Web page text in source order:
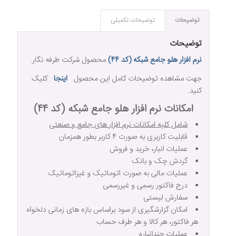
توضیحات توضیحات تکمیلی
توضیحات
نرم افزار هلو جامع شبکه (کد ۴۴)
محصول شرکت طرفه نگار.
جهت مشاهده توضیحات کامل این محصول اینجا کلیک
کنید.
امکانات نرم افزار هلو جامع شبکه (کد ۴۴)
شامل کلیه امکانات نرم افزار های جامع و صنعتی
قابلیت کاربری به صورت ۴ کاربر بطور همزمان
عملیات انبار، خرید و فروش
گردش چک و بانک
عملیات مالی به صورت اتوماتیک و غیزاتوماتیک
درج فاکتور رسمی و غیررسمی
سفارش لیستی
امکان گزارشگیری از سود براساس بازه های زمانی دلخواه
هر فاکتور، هر کالا و هر طرف حساب